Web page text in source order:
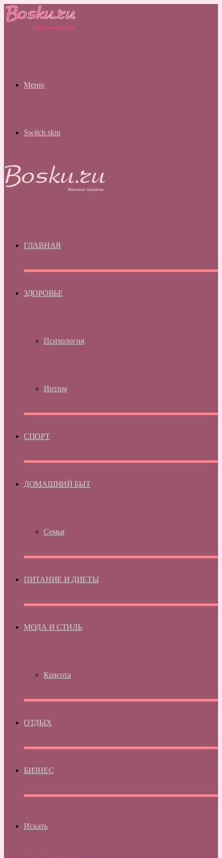
Меню
Switch skin
ГЛАВНАЯ
ЗДОРОВЬЕ
Психология
Интим
СПОРТ
ДОМАШНИЙ БЫТ
Семья
ПИТАНИЕ И ДИЕТЫ
МОДА И СТИЛЬ
Красота
ОТДЫХ
БИЗНЕС
Искать